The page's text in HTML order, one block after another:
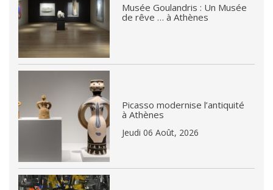
Musée Goulandris : Un Musée
de rêve … à Athènes
Picasso modernise l’antiquité
à Athènes
Jeudi 06 Août, 2026